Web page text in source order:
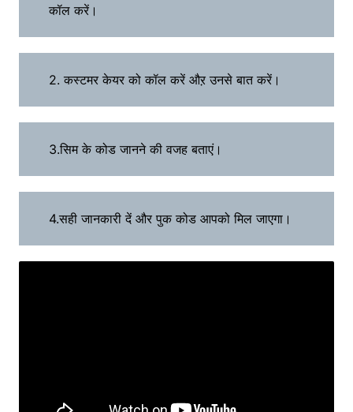
कॉल करें।
2. कस्टमर केयर को कॉल करें औऱ उनसे बात करें।
3.सिम के कोड जानने की वजह बताएं।
4.सही जानकारी दें और पुक कोड आपको मिल जाएगा।